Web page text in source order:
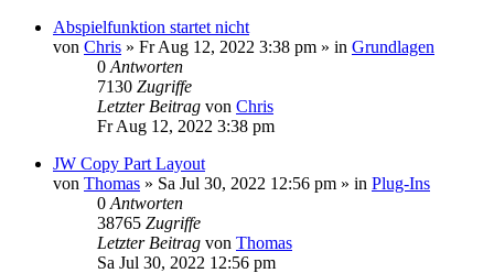
Abspielfunktion startet nicht
von Chris » Fr Aug 12, 2022 3:38 pm » in Grundlagen
0 Antworten
7130 Zugriffe
Letzter Beitrag von Chris
Fr Aug 12, 2022 3:38 pm
JW Copy Part Layout
von Thomas » Sa Jul 30, 2022 12:56 pm » in Plug-Ins
0 Antworten
38765 Zugriffe
Letzter Beitrag von Thomas
Sa Jul 30, 2022 12:56 pm